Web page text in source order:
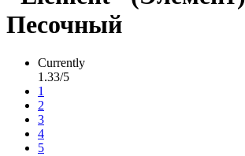
Песочный
Currently
1.33/5
1
2
3
4
5